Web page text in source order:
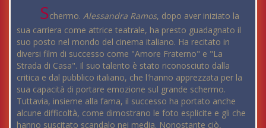
Schermo. Alessandra Ramos, dopo aver iniziato la
sua carriera come attrice teatrale, ha presto guadagnato il
suo posto nel mondo del cinema italiano. Ha recitato in
diversi film di successo come "Amore Fraterno" e "La
Strada di Casa". Il suo talento è stato riconosciuto dalla
critica e dal pubblico italiano, che l'hanno apprezzata per la
sua capacità di portare emozione sul grande schermo.
Tuttavia, insieme alla fama, il successo ha portato anche
alcune difficoltà, come dimostrano le foto esplicite e gli che
hanno suscitato scandalo nei media. Nonostante ciò,